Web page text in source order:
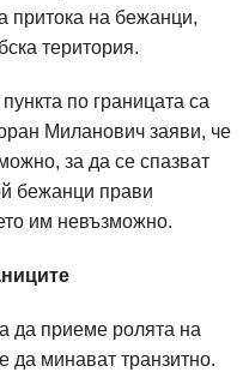
притока на бежанци,
територия.
по границата са
Миланович заяви, че
за да се спазват
бежанци прави
им невъзможно.
да приеме ролята на
да минават транзитно.